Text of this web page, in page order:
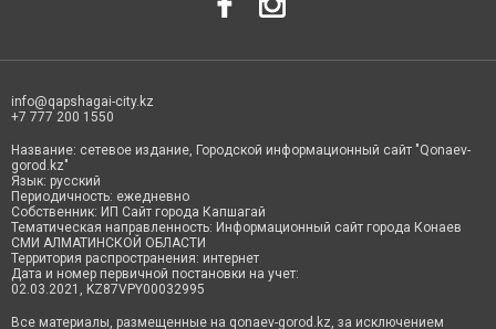
info@qapshagai-city.kz
+7 777 200 1550
Название: сетевое издание, Городской информационный сайт "Qonaev-
gorod.kz"
Язык: русский
Периодичность: ежедневно
Собственник: ИП Сайт города Капшагай
Тематическая направленность: Информационный сайт города Конаев
СМИ АЛМАТИНСКОЙ ОБЛАСТИ
Территория распространения: интернет
Дата и номер первичной постановки на учет:
02.03.2021, KZ87VPY00032995
Все материалы, размещенные на qonaev-gorod.kz, за исключением